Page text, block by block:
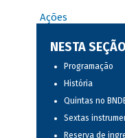
Ações
NESTA SEÇÃO
Programação
História
Quintas no
Sextas
Reserva de